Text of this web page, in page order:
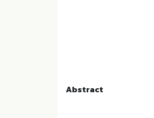
Abstract